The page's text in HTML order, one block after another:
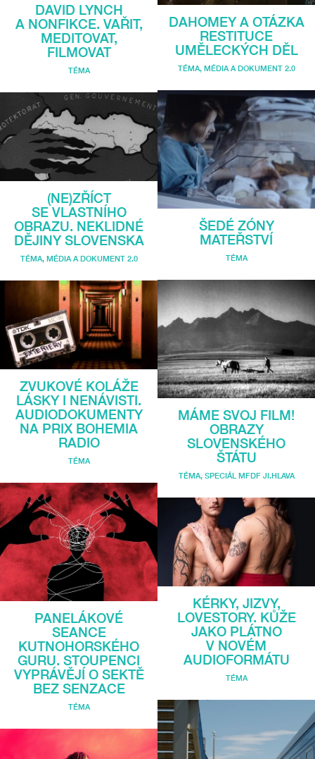
DAVID LYNCH
A NONFIKCE. VAŘIT,
MEDITOVAT,
FILMOVAT
TÉMA
(NE)ZŘÍCT
SE VLASTNÍHO
OBRAZU. NEKLIDNÉ
DĚJINY SLOVENSKA
TÉMA, MÉDIA A DOKUMENT 2.0
ZVUKOVÉ KOLÁŽE
LÁSKY I NENÁVISTI.
AUDIODOKUMENTY
NA PRIX BOHEMIA
RADIO
TÉMA
PANELÁKOVÉ
SEANCE
KUTNOHORSKÉHO
GURU. STOUPENCI
VYPRÁVĚJÍ O SEKTĚ
BEZ SENZACE
TÉMA
DAHOMEY A OTÁZKA
RESTITUCE
UMĚLECKÝCH DĚL
TÉMA, MÉDIA A DOKUMENT 2.0
ŠEDÉ ZÓNY
MATEŘSTVÍ
TÉMA
MÁME SVOJ FILM!
OBRAZY
SLOVENSKÉHO
ŠTÁTU
TÉMA, SPECIÁL MFDF JI.HLAVA
KÉRKY, JIZVY,
LOVESTORY. KŮŽE
JAKO PLÁTNO
V NOVÉM
AUDIOFORMÁTU
TÉMA